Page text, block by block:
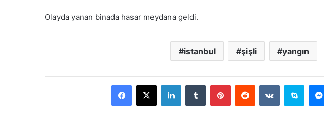
Olayda yanan binada hasar meydana geldi.
istanbul şişli yangın
Facebook
X LinkedInTumblr PinterestReddit VKontakteSkype